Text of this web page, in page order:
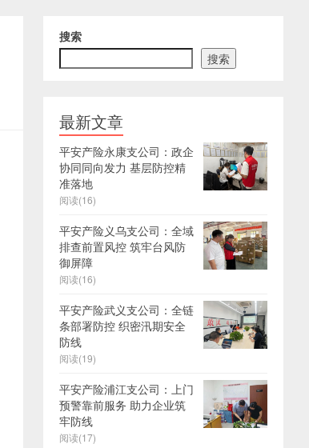
搜索
搜索
最新文章
平安产险永康支公司：政企
协同同向发力 基层防控精
准落地
阅读(16)
平安产险义乌支公司：全域
排查前置风控 筑牢台风防
御屏障
阅读(16)
平安产险武义支公司：全链
条部署防控 织密汛期安全
防线
阅读(19)
平安产险浦江支公司：上门
预警靠前服务 助力企业筑
牢防线
阅读(17)